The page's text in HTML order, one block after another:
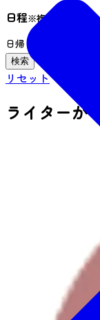
日程※複数選択可
日帰り
リセット
ライターか